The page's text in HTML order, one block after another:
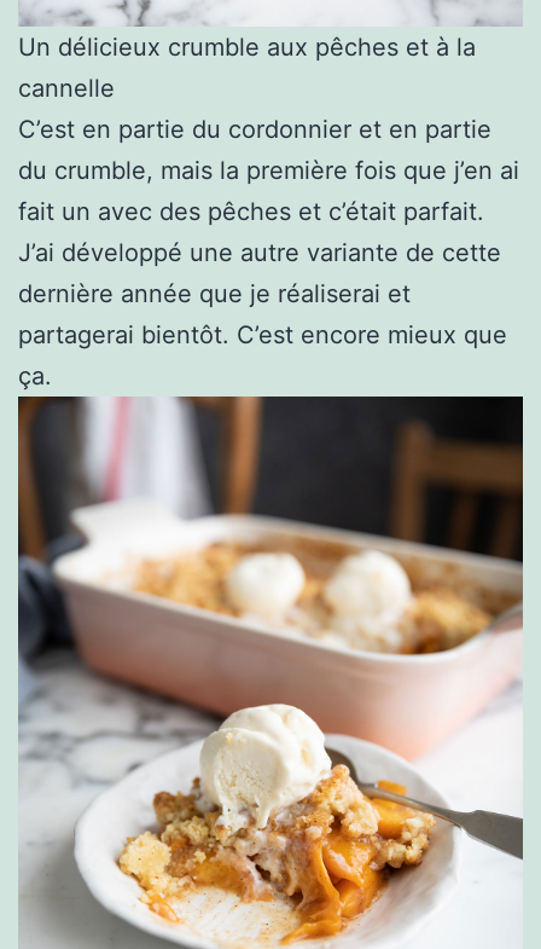
Un délicieux crumble aux pêches et à la
cannelle
C’est en partie du cordonnier et en partie
du crumble, mais la première fois que j’en ai
fait un avec des pêches et c’était parfait.
J’ai développé une autre variante de cette
dernière année que je réaliserai et
partagerai bientôt. C’est encore mieux que
ça.